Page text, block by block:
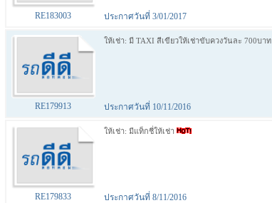
RE183003 ประกาศวันที่ 3/01/2017
ให้เช่า: มี TAXI สีเขียวให้เช่าขับควงวันละ 700บาท
RE179913 ประกาศวันที่ 10/11/2016
ให้เช่า: มีแท็กชี่ให้เช่า
RE179833 ประกาศวันที่ 8/11/2016